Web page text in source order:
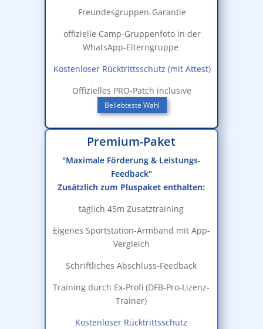
Freundesgruppen-Garantie
offizielle Camp-Gruppenfoto in der
WhatsApp-Elterngruppe
Kostenloser Rücktrittsschutz (mit Attest)
Offizielles PRO-Patch inclusive
Beliebteste Wahl
Premium-Paket
"Maximale Förderung & Leistungs-
Feedback"
Zusätzlich zum Pluspaket enthalten:
täglich 45m Zusatztraining
Eigenes Sportstation-Armband mit App-
Vergleich
Schriftliches Abschluss-Feedback
Training durch Ex-Profi (DFB-Pro-Lizenz-
Trainer)
Kostenloser Rücktrittsschutz